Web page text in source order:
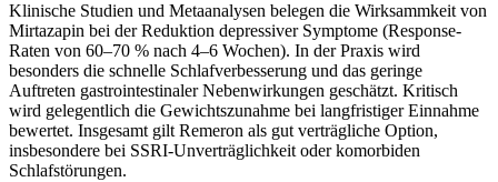
Klinische Studien und Metaanalysen belegen die Wirksammkeit von
Mirtazapin bei der Reduktion depressiver Symptome (Response-
Raten von 60–70 % nach 4–6 Wochen). In der Praxis wird
besonders die schnelle Schlafverbesserung und das geringe
Auftreten gastrointestinaler Nebenwirkungen geschätzt. Kritisch
wird gelegentlich die Gewichtszunahme bei langfristiger Einnahme
bewertet. Insgesamt gilt Remeron als gut verträgliche Option,
insbesondere bei SSRI-Unverträglichkeit oder komorbiden
Schlafstörungen.